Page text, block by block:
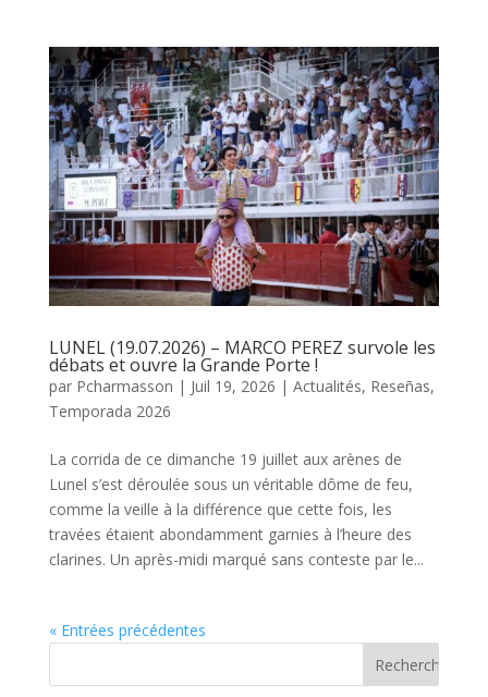
LUNEL (19.07.2026) – MARCO PEREZ survole les
débats et ouvre la Grande Porte !
par Pcharmasson | Juil 19, 2026 | Actualités, Reseñas,
Temporada 2026
La corrida de ce dimanche 19 juillet aux arènes de
Lunel s’est déroulée sous un véritable dôme de feu,
comme la veille à la différence que cette fois, les
travées étaient abondamment garnies à l’heure des
clarines. Un après-midi marqué sans conteste par le...
« Entrées précédentes